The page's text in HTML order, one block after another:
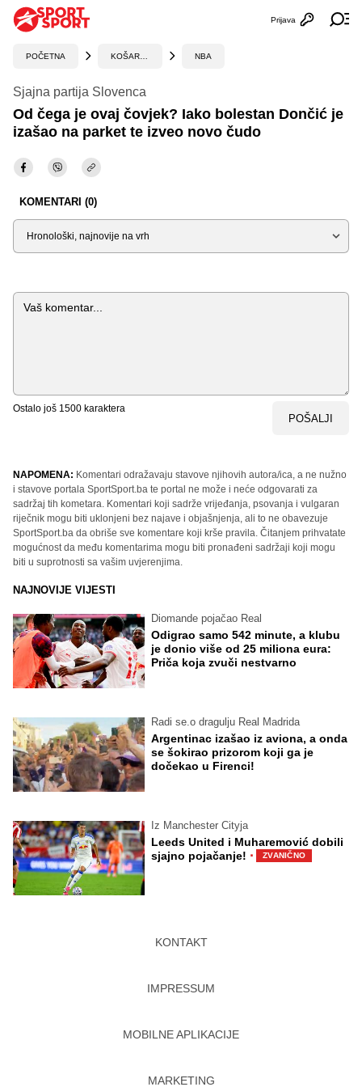
Otvori
Prijava
POČETNA NBA
Sjajna partija Slovenca
Od čega je ovaj čovjek? Iako bolestan Dončić je
izašao na parket te izveo novo čudo
KOMENTARI (0)
Sortiraj
Komentar
Ostalo još 1500 karaktera
POŠALJI
NAPOMENA: Komentari odražavaju stavove njihovih autora/ica, a ne nužno
i stavove portala SportSport.ba te portal ne može i neće odgovarati za
sadržaj tih kometara. Komentari koji sadrže vrijeđanja, psovanja i vulgaran
riječnik mogu biti uklonjeni bez najave i objašnjenja, ali to ne obavezuje
SportSport.ba da obriše sve komentare koji krše pravila. Čitanjem prihvatate
mogućnost da među komentarima mogu biti pronađeni sadržaji koji mogu
biti u suprotnosti sa vašim uvjerenjima.
NAJNOVIJE VIJESTI
Diomande pojačao Real
Odigrao samo 542 minute, a klubu
je donio više od 25 miliona eura:
Priča koja zvuči nestvarno
Radi se.o dragulju Real Madrida
Argentinac izašao iz aviona, a onda
se šokirao prizorom koji ga je
dočekao u Firenci!
Iz Manchester Cityja
Leeds United i Muharemović dobili
sjajno pojačanje! · ZVANIČNO
KONTAKT
IMPRESSUM
MOBILNE APLIKACIJE
MARKETING